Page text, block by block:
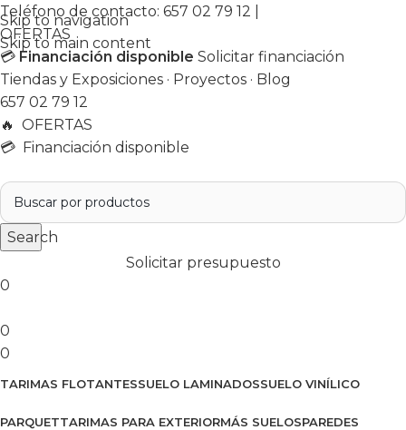
Skip to navigation
Skip to main content
Teléfono de contacto: 657 02 79 12
OFERTAS
💳 Financiación disponible Solicitar financiación
Tiendas y Exposiciones · Proyectos · Blog
657 02 79 12
🔥 OFERTAS
💳 Financiación disponible
Search
Solicitar presupuesto
0
0
0
TARIMAS FLOTANTESSUELO LAMINADOSSUELO VINÍLICO
PARQUETTARIMAS PARA EXTERIORMÁS SUELOSPAREDES